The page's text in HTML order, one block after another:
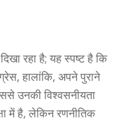
रहा है; यह स्पष्ट है कि
हालांकि, अपने पुराने
उनकी विश्वसनीयता
में है, लेकिन रणनीतिक